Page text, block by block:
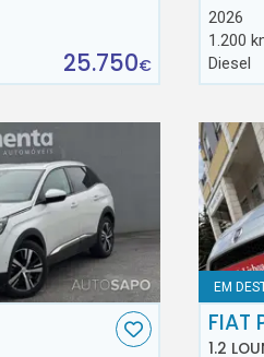
25.750€
2026
1.200
Diesel
EM
FIAT
1.2